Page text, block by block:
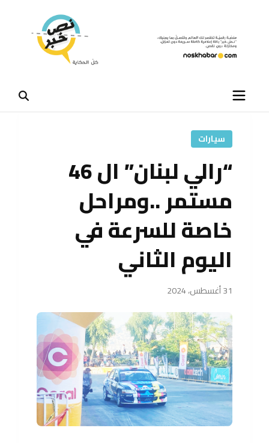
سيارات
“رالي لبنان” ال 46
مستمر ..ومراحل
خاصة للسرعة في
اليوم الثاني
31 أغسطس، 2024